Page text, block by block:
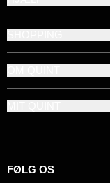
FØLG OS